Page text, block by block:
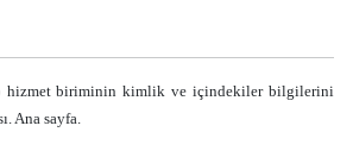
hizmet biriminin kimlik ve içindekiler bilgilerini
Ana sayfa.